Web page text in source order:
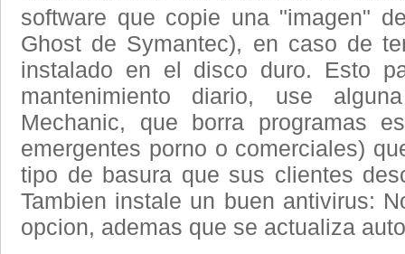
software que copie una "imagen"
Ghost de Symantec), en caso de
instalado en el disco duro. Esto
mantenimiento diario, use
Mechanic, que borra programas
emergentes porno o comerciales)
tipo de basura que sus clientes
Tambien instale un buen antivirus:
opcion, ademas que se actualiza